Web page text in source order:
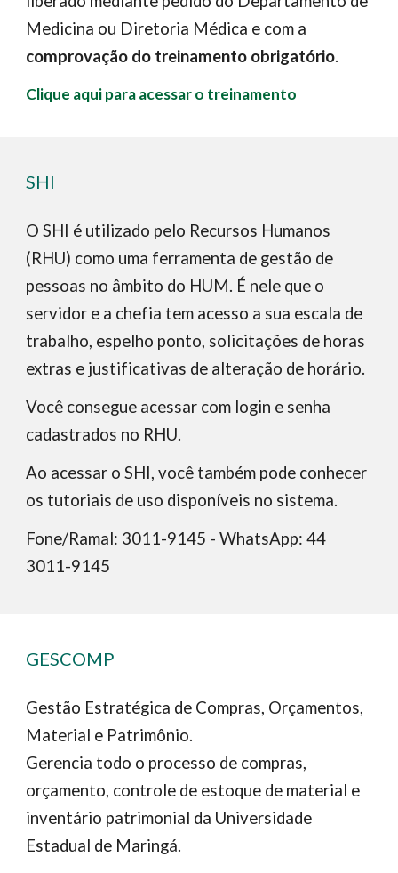
Medicina ou Diretoria Médica e com a
comprovação do treinamento obrigatório.
Clique aqui para acessar o treinamento
SHI
O SHI é utilizado pelo Recursos Humanos
(RHU) como uma ferramenta de gestão de
pessoas no âmbito do HUM. É nele que o
servidor e a chefia tem acesso a sua escala de
trabalho, espelho ponto, solicitações de horas
extras e justificativas de alteração de horário.
Você consegue acessar com login e senha
cadastrados no RHU.
Ao acessar o SHI, você também pode conhecer
os tutoriais de uso disponíveis no sistema.
Fone/Ramal: 3011-9145 - WhatsApp: 44
3011-9145
GESCOMP
Gestão Estratégica de Compras, Orçamentos,
Material e Patrimônio.
Gerencia todo o processo de compras,
orçamento, controle de estoque de material e
inventário patrimonial da Universidade
Estadual de Maringá.